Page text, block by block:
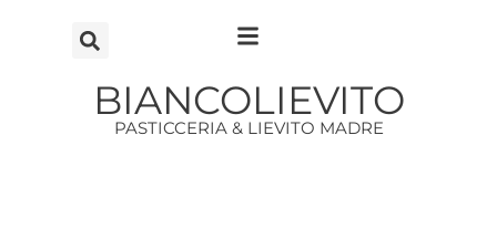
BIANCOLIEVITO
PASTICCERIA & LIEVITO MADRE